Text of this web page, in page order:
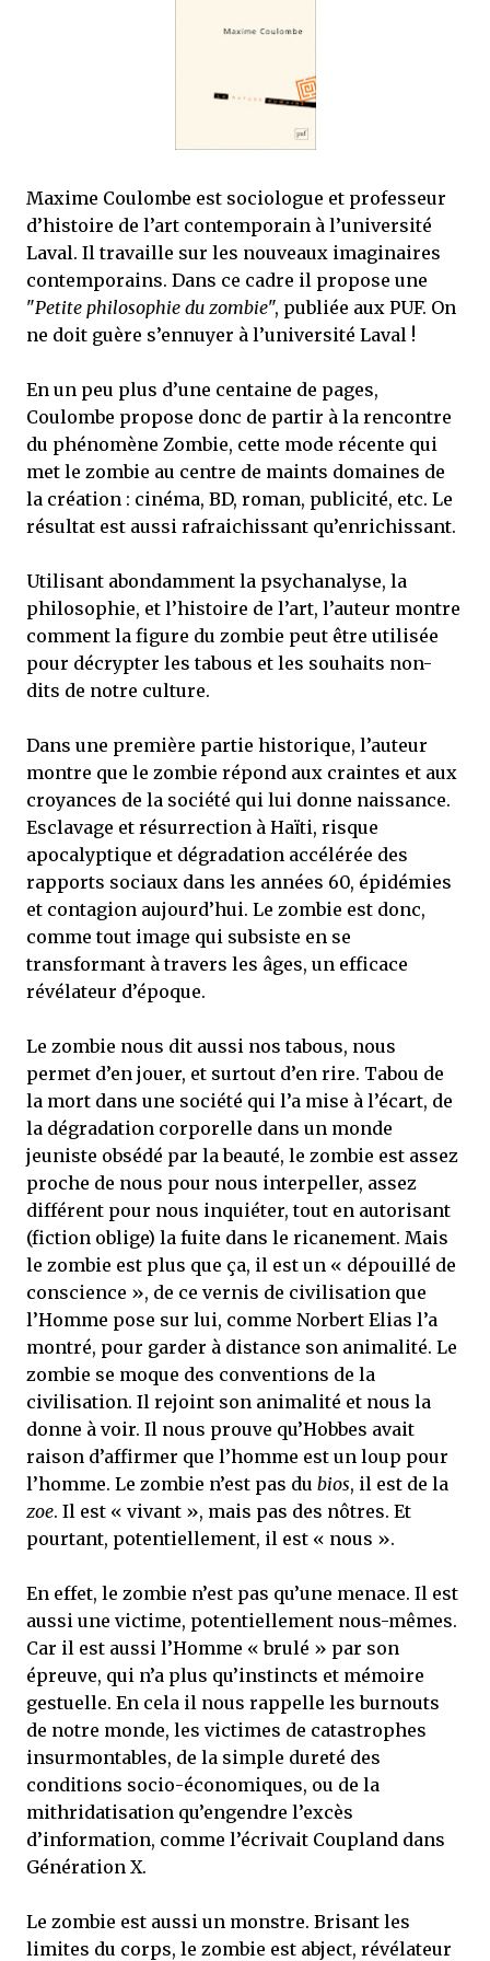
une ville pleine de mystères et de vieilles rancœurs. La Dame d...
Maxime Coulombe est sociologue et professeur
d’histoire de l’art contemporain à l’université
Laval. Il travaille sur les nouveaux imaginaires
contemporains. Dans ce cadre il propose une
"Petite philosophie du zombie", publiée aux PUF. On
ne doit guère s’ennuyer à l’université Laval !
En un peu plus d’une centaine de pages,
Coulombe propose donc de partir à la rencontre
du phénomène Zombie, cette mode récente qui
met le zombie au centre de maints domaines de
la création : cinéma, BD, roman, publicité, etc. Le
résultat est aussi rafraichissant qu’enrichissant.
Utilisant abondamment la psychanalyse, la
philosophie, et l’histoire de l’art, l’auteur montre
comment la figure du zombie peut être utilisée
pour décrypter les tabous et les souhaits non-
dits de notre culture.
Dans une première partie historique, l’auteur
montre que le zombie répond aux craintes et aux
croyances de la société qui lui donne naissance.
Esclavage et résurrection à Haïti, risque
apocalyptique et dégradation accélérée des
rapports sociaux dans les années 60, épidémies
et contagion aujourd’hui. Le zombie est donc,
comme tout image qui subsiste en se
transformant à travers les âges, un efficace
révélateur d’époque.
Le zombie nous dit aussi nos tabous, nous
permet d’en jouer, et surtout d’en rire. Tabou de
la mort dans une société qui l’a mise à l’écart, de
la dégradation corporelle dans un monde
jeuniste obsédé par la beauté, le zombie est assez
proche de nous pour nous interpeller, assez
différent pour nous inquiéter, tout en autorisant
(fiction oblige) la fuite dans le ricanement. Mais
le zombie est plus que ça, il est un « dépouillé de
conscience », de ce vernis de civilisation que
l’Homme pose sur lui, comme Norbert Elias l’a
montré, pour garder à distance son animalité. Le
zombie se moque des conventions de la
civilisation. Il rejoint son animalité et nous la
donne à voir. Il nous prouve qu’Hobbes avait
raison d’affirmer que l’homme est un loup pour
l’homme. Le zombie n’est pas du bios, il est de la
zoe. Il est « vivant », mais pas des nôtres. Et
pourtant, potentiellement, il est « nous ».
En effet, le zombie n’est pas qu’une menace. Il est
aussi une victime, potentiellement nous-mêmes.
Car il est aussi l’Homme « brulé » par son
épreuve, qui n’a plus qu’instincts et mémoire
gestuelle. En cela il nous rappelle les burnouts
de notre monde, les victimes de catastrophes
insurmontables, de la simple dureté des
conditions socio-économiques, ou de la
mithridatisation qu’engendre l’excès
d’information, comme l’écrivait Coupland dans
Génération X.
Le zombie est aussi un monstre. Brisant les
limites du corps, le zombie est abject, révélateur